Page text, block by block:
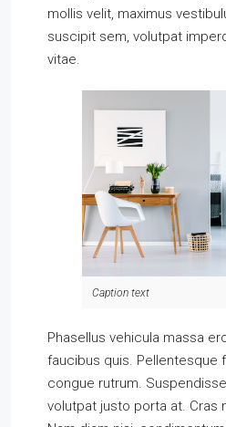
mollis velit, maximus
suscipit sem, volutpat
vitae.
Caption text
Phasellus vehicula massa
faucibus quis. Pellentesque
congue rutrum.
volutpat justo porta at. Cras